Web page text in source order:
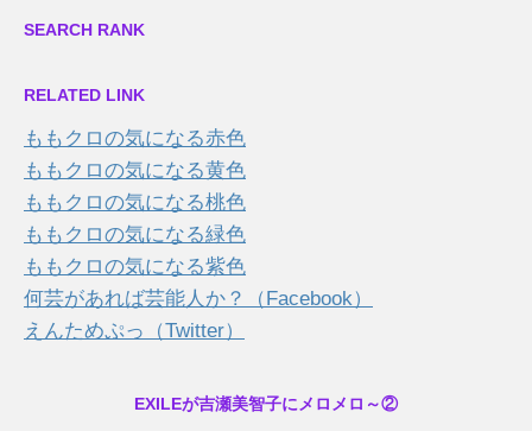
SEARCH RANK
RELATED LINK
ももクロの気になる赤色
ももクロの気になる黄色
ももクロの気になる桃色
ももクロの気になる緑色
ももクロの気になる紫色
何芸があれば芸能人か？（Facebook）
えんためぷっ（Twitter）
EXILEが吉瀬美智子にメロメロ～②